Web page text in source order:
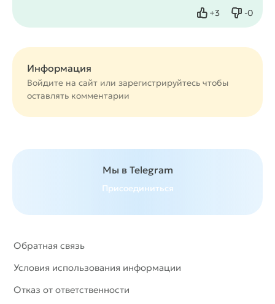
+3
Нравится -0
Не
Информация
Войдите на сайт или зарегистрируйтесь чтобы
оставлять комментарии
Мы в Telegram
Присоединиться
Обратная связь
Условия использования информации
Отказ от ответственности